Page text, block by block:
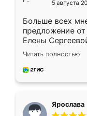
5 августа
Больше всех
предложение
Елены
короткие сроки
для замера
предложил по
Читать полностью
Ярослава